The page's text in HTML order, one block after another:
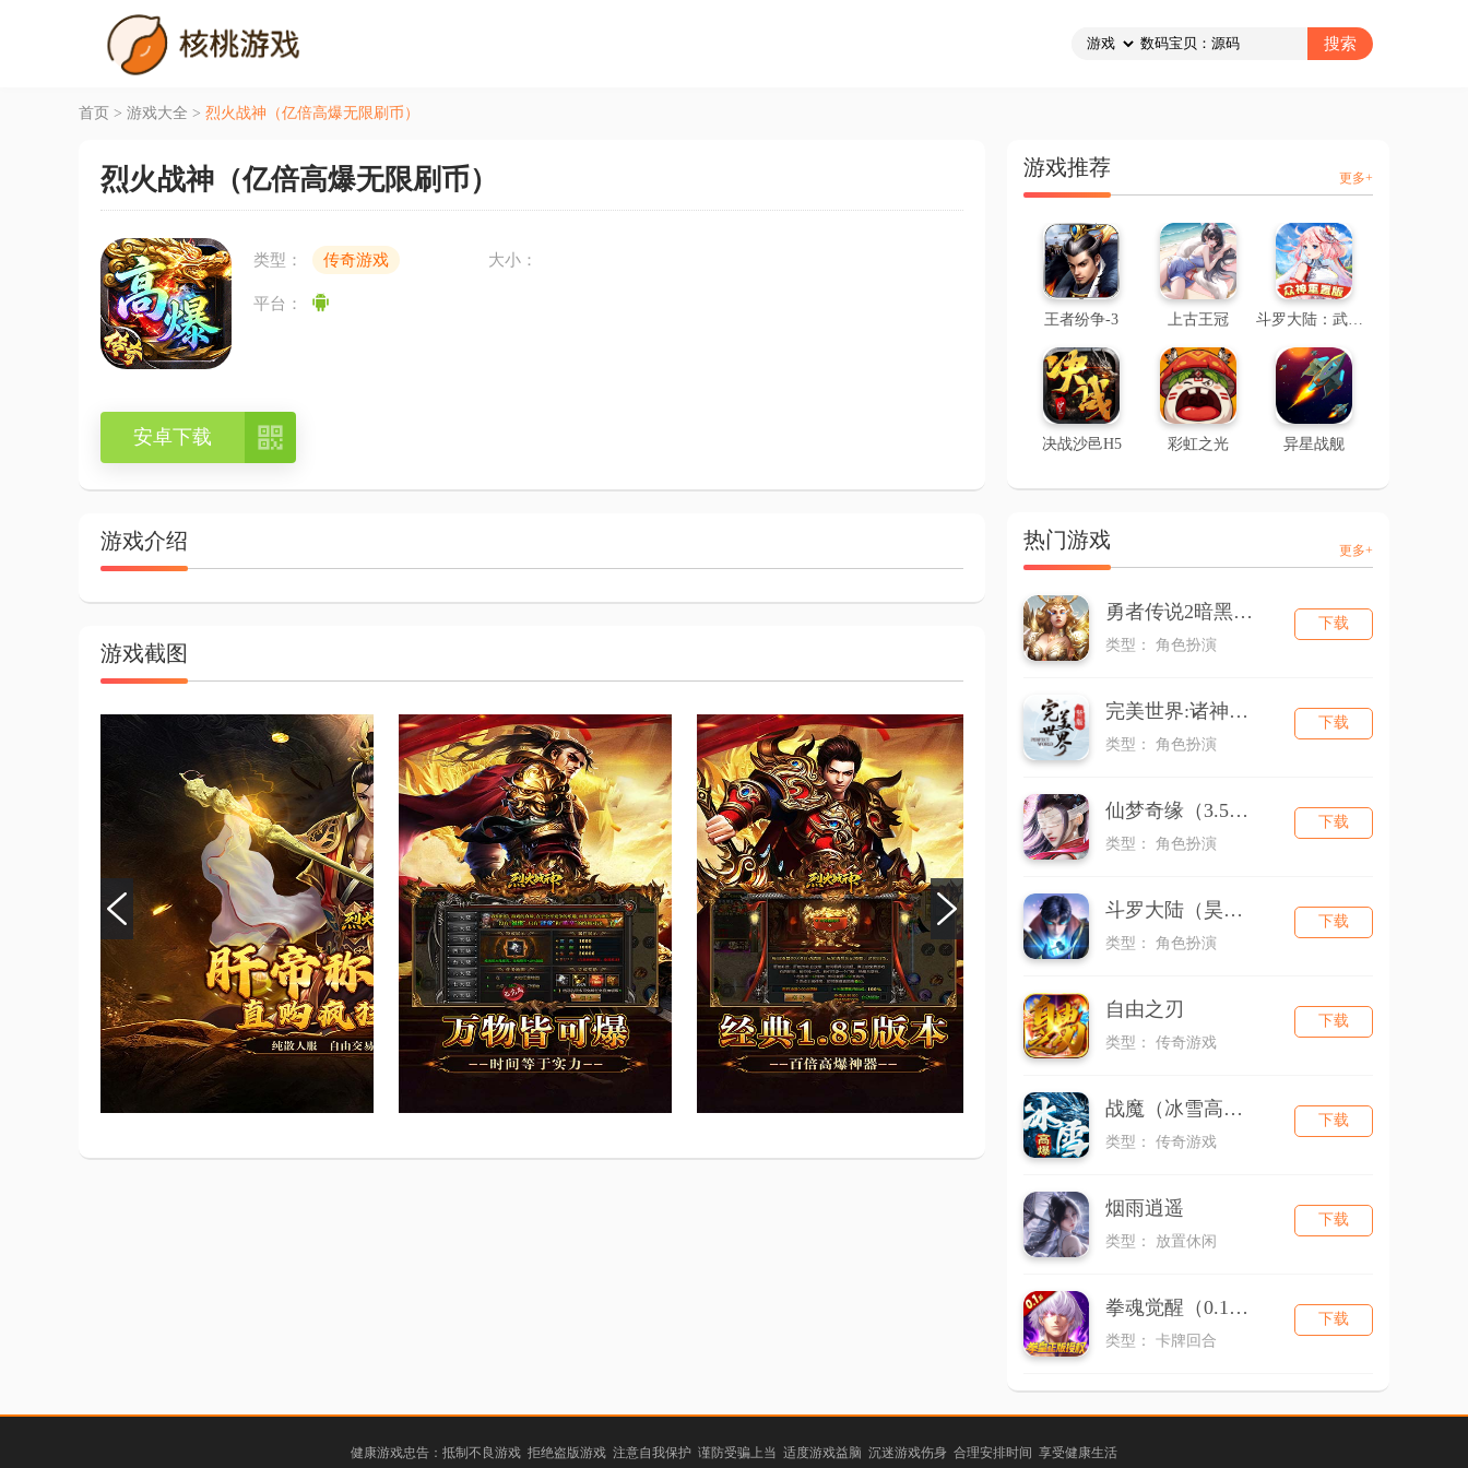
首页 > 游戏大全 > 烈火战神（亿倍高爆无限刷币）
烈火战神（亿倍高爆无限刷币）
类型： 传奇游戏 大小：
平台：
安卓下载 
游戏介绍
游戏截图
游戏推荐 更多+
王者纷争-3 上古王冠 斗罗大陆：武魂觉醒-2
决战沙邑H5 彩虹之光 异星战舰
热门游戏 更多+
勇者传说2暗黑崛起
类型： 角色扮演
下载
完美世界:诸神之战
类型： 角色扮演
下载
仙梦奇缘（3.5折版本）
类型： 角色扮演
下载
斗罗大陆（昊天服）
类型： 角色扮演
下载
自由之刃
类型： 传奇游戏
下载
战魔（冰雪高爆）
类型： 传奇游戏
下载
烟雨逍遥
类型： 放置休闲
下载
拳魂觉醒（0.1折拳皇正版授权）
类型： 卡牌回合
下载
健康游戏忠告：抵制不良游戏 拒绝盗版游戏 注意自我保护 谨防受骗上当 适度游戏益脑 沉迷游戏伤身 合理安排时间 享受健康生活